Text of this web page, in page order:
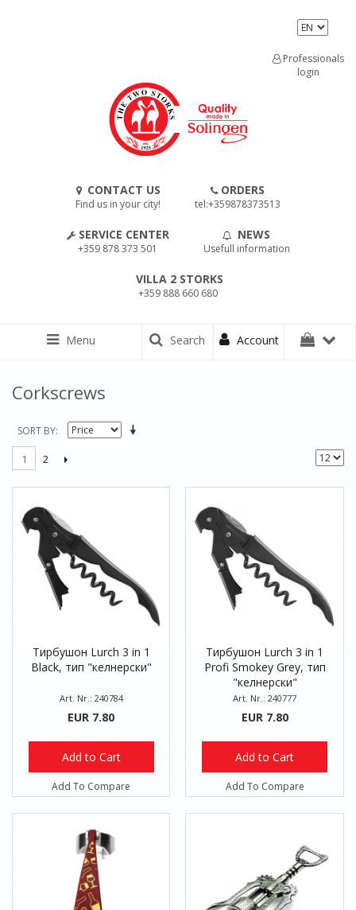
CONTACT US
Find us in your city!
ORDERS
tel:+359878373513
SERVICE CENTER
+359 878 373 501
NEWS
Usefull information
VILLA 2 STORKS
+359 888 660 680
Professionals
login
Menu Search Account
Corkscrews
SORT BY
1 2
Тирбушон Lurch 3 in 1
Black, тип "келнерски"
Art. Nr.: 240784
EUR 7.80
Add to Cart
Add To Compare
Тирбушон Lurch 3 in 1
Profi Smokey Grey, тип
"келнерски"
Art. Nr.: 240777
EUR 7.80
Add to Cart
Add To Compare